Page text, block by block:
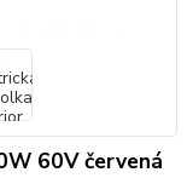
60V červená